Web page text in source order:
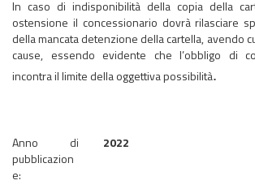
In caso di indisponibilità della copia della
ostensione il concessionario dovrà rilasciare
della mancata detenzione della cartella, avendo
cause, essendo evidente che l’obbligo di
incontra il limite della oggettiva possibilità.
Anno di
pubblicazion
e:
2022